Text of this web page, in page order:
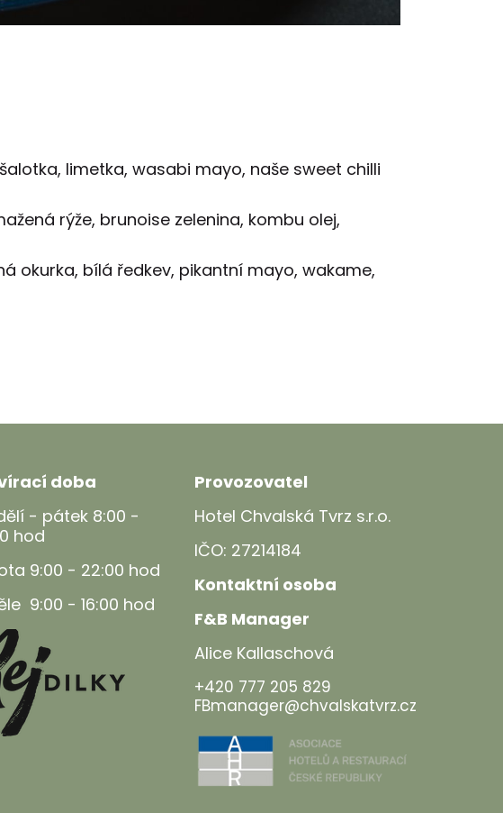
limetka, wasabi mayo, naše sweet chilli
rýže, brunoise zelenina, kombu olej,
okurka, bílá ředkev, pikantní mayo, wakame,
doba
- pátek 8:00 -
hod
9:00 - 22:00 hod
9:00 - 16:00 hod
Provozovatel
Hotel Chvalská Tvrz s.r.o.
IČO: 27214184
Kontaktní osoba
F&B Manager
Alice Kallaschová
+420 777 205 829
FBmanager@chvalskatvrz.cz